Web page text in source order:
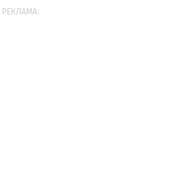
РЕКЛАМА: